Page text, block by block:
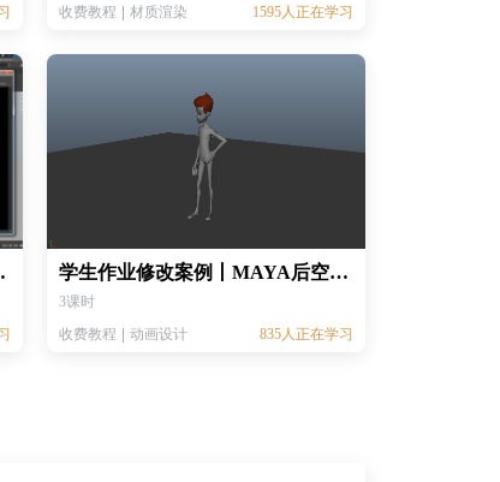
收费教程
材质渲染 1595人正在学习
材质 学生作业修改案例丨MAYA后空翻动画修改案例
3课时
收费教程
动画设计 835人正在学习